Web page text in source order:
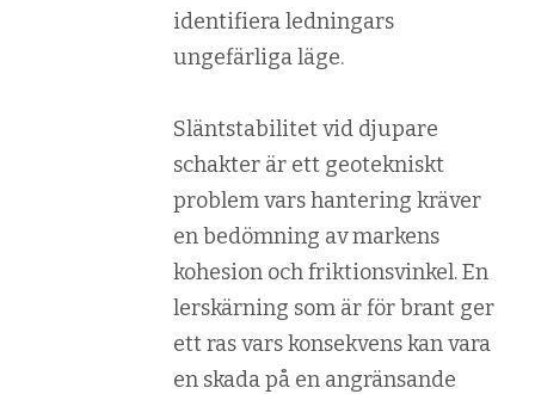
identifiera ledningars
ungefärliga läge.
Släntstabilitet vid djupare
schakter är ett geotekniskt
problem vars hantering kräver
en bedömning av markens
kohesion och friktionsvinkel. En
lerskärning som är för brant ger
ett ras vars konsekvens kan vara
en skada på en angränsande